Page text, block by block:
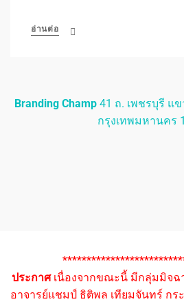
อ่านต่อ
Branding Champ 41 ถ. เพชรบุรี แ
กรุงเทพมหานคร
ประกาศเนื่องจากขณะนี้ มีกลุ่มมิจฉ
อาจารย์แชมป์ ธิติพล เทียมจันทร์ กร